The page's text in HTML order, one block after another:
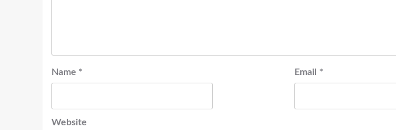
Name * Email *
Website